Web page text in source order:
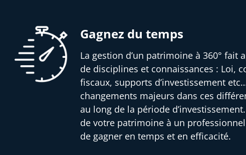
Gagnez du temps
La gestion d’un patrimoine à 360° fait
de disciplines et connaissances : Loi,
fiscaux, supports d’investissement
changements majeurs dans ces
au long de la période
de votre patrimoine à un
de gagner en temps et en efficacité.